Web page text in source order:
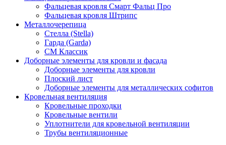
Фальцевая кровля Смарт Фальц Про
Фальцевая кровля Штрипс
Металлочерепица
Стелла (Stella)
Гарда (Garda)
СМ Классик
Доборные элементы для кровли и фасада
Доборные элементы для кровли
Плоский лист
Доборные элементы для металлических софитов
Кровельная вентиляция
Кровельные проходки
Кровельные вентили
Уплотнители для кровельной вентиляции
Трубы вентиляционные